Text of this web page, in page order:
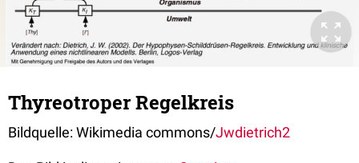
Thyreotroper Regelkreis
Bildquelle: Wikimedia commons/Jwdietrich2